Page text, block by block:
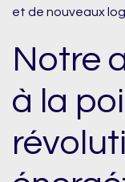
et de nouveaux
Notre
à la